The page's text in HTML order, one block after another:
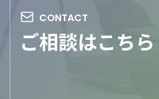
ご相談はこちら